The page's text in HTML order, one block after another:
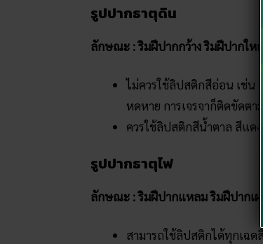
รูปปากธาตุดิน
ลักษณะ : ริมฝีปากกว้าง ริมฝีปากให
ไม่ควรใช้ลิปสติกสีอ่อน เช่น
หดหาย การเจรจาก็ติดขัดตาม
ควรใช้ลิปสติกสีน้ำตาล สีแด
รูปปากธาตุไฟ
ลักษณะ : ริมฝีปากแหลม ริมฝีปากเผ
สามารถใช้ลิปสติกได้ทุกเฉดสี